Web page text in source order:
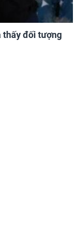
thấy đối tượng